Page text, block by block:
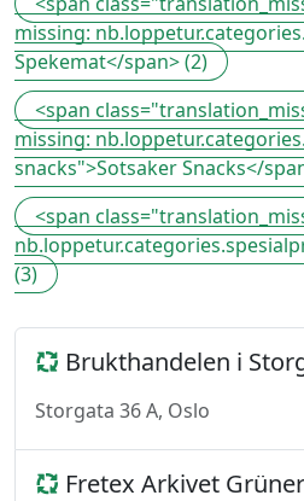
missing:
Spekemat</span> (2)
<span
missing:
snacks">Sotsaker Snacks</
<span
(3)
Brukthandelen i
Storgata 36 A, Oslo
Fretex Arkivet